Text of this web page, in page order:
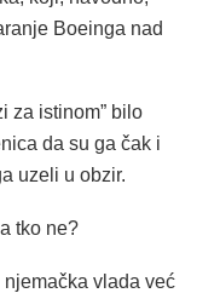
Boeinga nad
za istinom” bilo
da su ga čak i
uzeli u obzir.
tko ne?
vlada već